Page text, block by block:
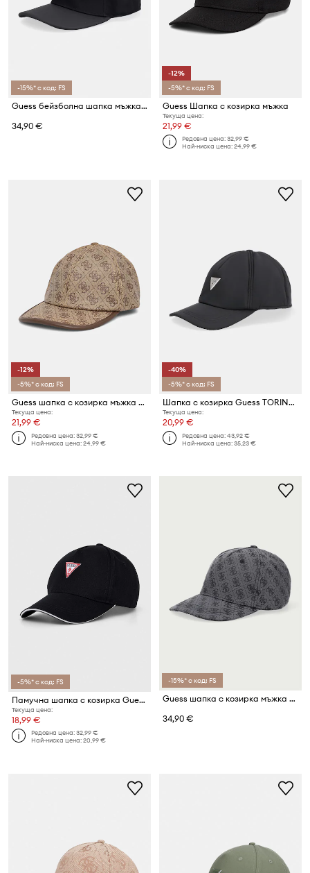
-15%* с код: FS
Guess бейзболна шапка мъжка от памук MILANO
34,90 €
-12%
-5%* с код: FS
Guess Шапка с козирка мъжка
Текуща цена:
21,99 €
Редовна цена:32,99 €
Най-ниска цена:24,99 €
-12%
-5%* с код: FS
Guess шапка с козирка мъжка MILANO
Текуща цена:
21,99 €
Редовна цена:32,99 €
Най-ниска цена:24,99 €
-40%
-5%* с код: FS
Шапка с козирка Guess TORINO
Текуща цена:
20,99 €
Редовна цена:43,92 €
Най-ниска цена:35,23 €
-5%* с код: FS
Памучна шапка с козирка Guess
Текуща цена:
18,99 €
Редовна цена:32,99 €
Най-ниска цена:20,99 €
-15%* с код: FS
Guess шапка с козирка мъжка MILANO
34,90 €